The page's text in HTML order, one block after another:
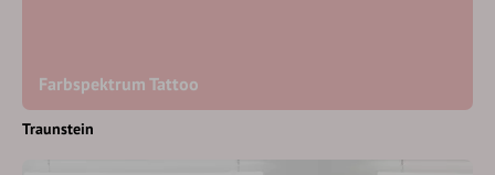
Farbspektrum Tattoo
Traunstein